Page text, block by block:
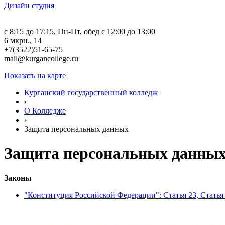
Дизайн студия
c 8:15 до 17:15, Пн-Пт, обед с 12:00 до 13:00
6 мкрн., 14
+7(3522)51-65-75
mail@kurgancollege.ru
Показать на карте
Курганский государственный колледж
›
О Колледже
›
Защита персональных данных
Защита персональных
Законы
"Конституция Российской Федерации": Статья 23, Статья